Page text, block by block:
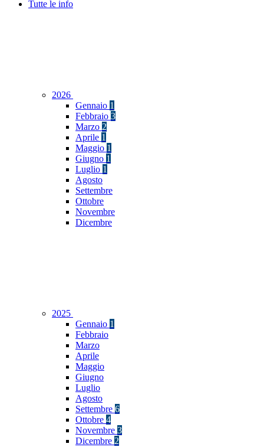
Tutte le info
2026
Gennaio 1
Febbraio 3
Marzo 2
Aprile 1
Maggio 1
Giugno 1
Luglio 1
Agosto
Settembre
Ottobre
Novembre
Dicembre
2025
Gennaio 1
Febbraio
Marzo
Aprile
Maggio
Giugno
Luglio
Agosto
Settembre 6
Ottobre 4
Novembre 3
Dicembre 2